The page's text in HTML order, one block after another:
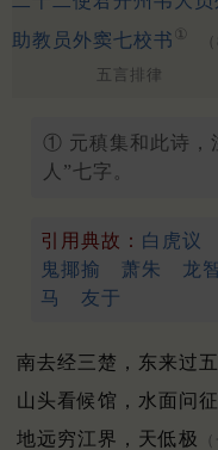
助教员外窦七校书 ①
五言排律
① 元稹集和此诗，
人”七字。
引用典故： 白虎议
鬼揶揄
萧朱 龙
马
友于
南去经三楚，东来过五
山头看候馆，水面问征
地远穷江界，天低极